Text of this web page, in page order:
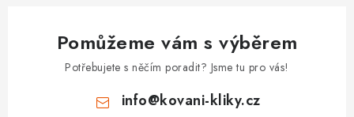
Pomůžeme vám s výběrem
Potřebujete s něčím poradit? Jsme tu pro vás!
info@kovani-kliky.cz